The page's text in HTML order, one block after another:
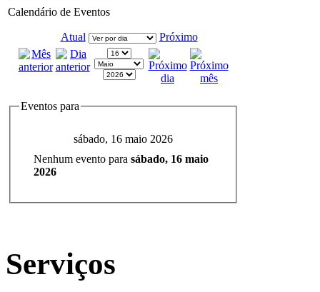
Calendário de Eventos
Atual Próximo
Eventos para
sábado, 16 maio 2026
Nenhum evento para sábado, 16 maio
2026
Serviços